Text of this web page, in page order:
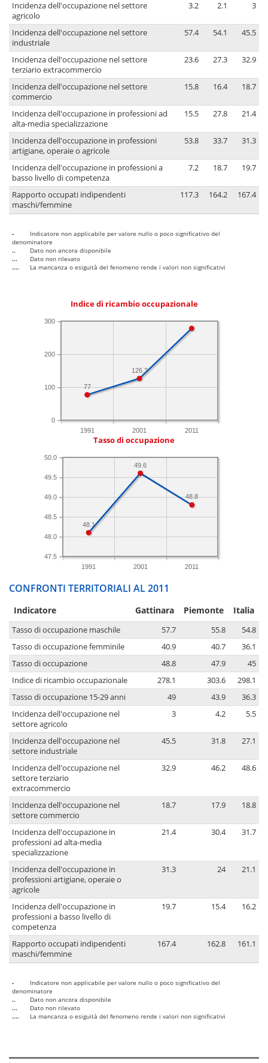
Incidenza dell'occupazione nel settore
agricolo
3.2 2.1 3
Incidenza dell'occupazione nel settore
industriale
57.4 54.1 45.5
Incidenza dell'occupazione nel settore
terziario extracommercio
23.6 27.3 32.9
Incidenza dell'occupazione nel settore
commercio
15.8 16.4 18.7
Incidenza dell'occupazione in professioni ad
alta-media specializzazione
15.5 27.8 21.4
Incidenza dell'occupazione in professioni
artigiane, operaie o agricole
53.8 33.7 31.3
Incidenza dell'occupazione in professioni a
basso livello di competenza
7.2 18.7 19.7
Rapporto occupati indipendenti
maschi/femmine
117.3 164.2 167.4
-
Indicatore non applicabile per valore nullo o poco significativo del
denominatore
..
Dato non ancora disponibile
...
Dato non rilevato
....
La mancanza o esiguità del fenomeno rende i valori non significativi
Indice di ricambio occupazionale
1991 2001 2011
0
100
200
300
126.3
77
Tasso di occupazione
1991 2001 2011
47.5
48.0
48.5
49.0
49.5
50.0
48.8
49.6
48.1
CONFRONTI TERRITORIALI AL 2011
Indicatore Gattinara Piemonte Italia
Tasso di occupazione maschile 57.7 55.8
54.8
Tasso di occupazione femminile
40.9 40.7
36.1
Tasso di occupazione
48.8 47.9
45
Indice di ricambio occupazionale
278.1 303.6
298.1
Tasso di occupazione 15-29 anni
49 43.9
36.3
Incidenza dell'occupazione nel
settore agricolo
3 4.2 5.5
Incidenza dell'occupazione nel
settore industriale
45.5 31.8 27.1
Incidenza dell'occupazione nel
settore terziario
extracommercio
32.9 46.2 48.6
Incidenza dell'occupazione nel
settore commercio
18.7 17.9 18.8
Incidenza dell'occupazione in
professioni ad alta-media
specializzazione
21.4 30.4 31.7
Incidenza dell'occupazione in
professioni artigiane, operaie o
agricole
31.3 24 21.1
Incidenza dell'occupazione in
professioni a basso livello di
competenza
19.7 15.4 16.2
Rapporto occupati indipendenti
maschi/femmine
167.4 162.8 161.1
-
Indicatore non applicabile per valore nullo o poco significativo del
denominatore
..
Dato non ancora disponibile
...
Dato non rilevato
....
La mancanza o esiguità del fenomeno rende i valori non significativi